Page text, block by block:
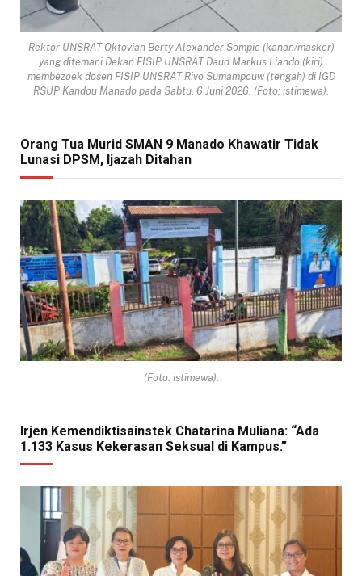
Rektor UNSRAT Oktovian Berty Alexander Sompie (kanan/masker)
yang ditemani Dekan FISIP UNSRAT Daud Markus Liando (kiri)
membezoek dosen FISIP UNSRAT Rivo Sumampouw (tengah) di IGD
RSUP Kandou Manado pada Sabtu, 6 Juni 2026. (Foto: istimewa).
Orang Tua Murid SMAN 9 Manado Khawatir Tidak
Lunasi DPSM, Ijazah Ditahan
(Foto: istimewa).
Irjen Kemendiktisainstek Chatarina Muliana: “Ada
1.133 Kasus Kekerasan Seksual di Kampus.”